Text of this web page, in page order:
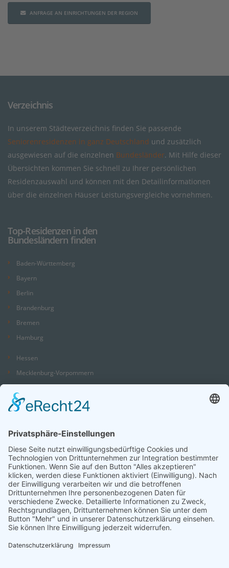
ANFRAGE AN EINRICHTUNGEN DER REGION
Verzeichnis
In unserem Städteverzeichnis finden Sie passende
Seniorenresidenzen in ganz Deutschland und zusätzlich
ausgewiesen auf die einzelnen Bundesländer. Mit Hilfe dieser
Übersichten kommen Sie schnell zu Ihrer persönlichen
Residenzauswahl und können mit den Detailinformationen
über die einzelnen Häuser Leistungsvergleiche vornehmen.
Top-Residenzen in den
Bundesländern finden
Baden-Württemberg
Bayern
Berlin
Brandenburg
Bremen
Hamburg
Hessen
Mecklenburg-Vorpommern
Niedersachsen
Nordrhein-Westfalen
Saarland
Sachsen
Sachsen-Anhalt
Schleswig-Holstein
Thüringen